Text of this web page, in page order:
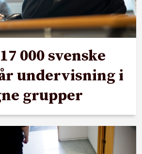
000 svenske
undervisning i
grupper